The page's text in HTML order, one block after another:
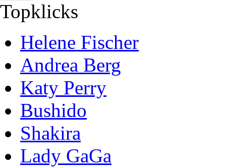
Topklicks
Helene Fischer
Andrea Berg
Katy Perry
Bushido
Shakira
Lady GaGa